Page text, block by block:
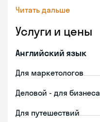
Читать дальше
Услуги и цены
Английский язык
Для маркетологов
Деловой - для бизнеса
Для путешествий